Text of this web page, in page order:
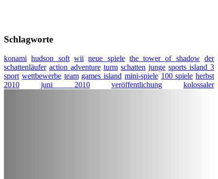
Schlagworte
konami hudson soft wii neue spiele the tower of shadow der
schattenläufer action adventure turm schatten junge sports island 3
sport wettbewerbe team games island mini-spiele 100 spiele herbst
2010
juni 2010 veröffentlichung kolossaler